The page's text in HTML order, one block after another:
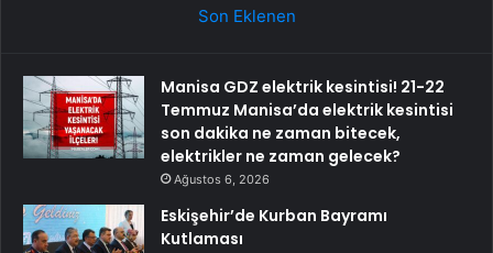
Son Eklenen
Manisa GDZ elektrik kesintisi! 21-22
Temmuz Manisa’da elektrik kesintisi
son dakika ne zaman bitecek,
elektrikler ne zaman gelecek?
Ağustos 6, 2026
Eskişehir’de Kurban Bayramı
Kutlaması